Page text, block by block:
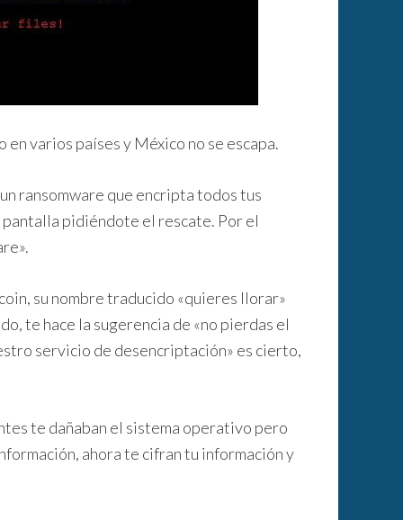
varios países y México no se escapa.
ransomware que encripta todos tus
pantalla pidiéndote el rescate. Por el
su nombre traducido «quieres llorar»
te hace la sugerencia de «no pierdas el
servicio de desencriptación» es cierto,
te dañaban el sistema operativo pero
ahora te cifran tu información y